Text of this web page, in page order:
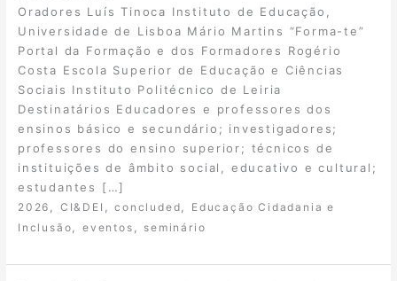
Oradores Luís Tinoca Instituto de Educação,
Universidade de Lisboa Mário Martins “Forma-te”
Portal da Formação e dos Formadores Rogério
Costa Escola Superior de Educação e Ciências
Sociais Instituto Politécnico de Leiria
Destinatários Educadores e professores dos
ensinos básico e secundário; investigadores;
professores do ensino superior; técnicos de
instituições de âmbito social, educativo e cultural;
estudantes […]
2026 CI&DEI ,concluded
Educação Cidadania e
Inclusão
,eventos seminário